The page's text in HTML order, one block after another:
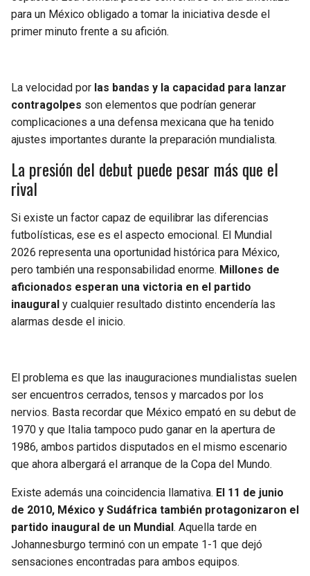
para un México obligado a tomar la iniciativa desde el
primer minuto frente a su afición.
La velocidad por las bandas y la capacidad para lanzar
contragolpes son elementos que podrían generar
complicaciones a una defensa mexicana que ha tenido
ajustes importantes durante la preparación mundialista.
La presión del debut puede pesar más que el
rival
Si existe un factor capaz de equilibrar las diferencias
futbolísticas, ese es el aspecto emocional. El Mundial
2026 representa una oportunidad histórica para México,
pero también una responsabilidad enorme. Millones de
aficionados esperan una victoria en el partido
inaugural y cualquier resultado distinto encendería las
alarmas desde el inicio.
El problema es que las inauguraciones mundialistas suelen
ser encuentros cerrados, tensos y marcados por los
nervios. Basta recordar que México empató en su debut de
1970 y que Italia tampoco pudo ganar en la apertura de
1986, ambos partidos disputados en el mismo escenario
que ahora albergará el arranque de la Copa del Mundo.
Existe además una coincidencia llamativa. El 11 de junio
de 2010, México y Sudáfrica también protagonizaron el
partido inaugural de un Mundial . Aquella tarde en
Johannesburgo terminó con un empate 1-1 que dejó
sensaciones encontradas para ambos equipos.